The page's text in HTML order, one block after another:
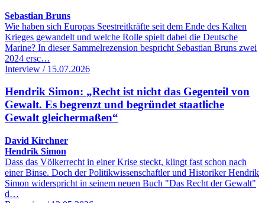
Sebastian Bruns
Wie haben sich Europas Seestreitkräfte seit dem Ende des Kalten
Krieges gewandelt und welche Rolle spielt dabei die Deutsche
Marine? In dieser Sammelrezension bespricht Sebastian Bruns zwei
2024 ersc…
Interview / 15.07.2026
Hendrik Simon: „Recht ist nicht das Gegenteil von
Gewalt. Es begrenzt und begründet staatliche
Gewalt gleichermaßen“
David Kirchner
Hendrik Simon
Dass das Völkerrecht in einer Krise steckt, klingt fast schon nach
einer Binse. Doch der Politikwissenschaftler und Historiker Hendrik
Simon widerspricht in seinem neuen Buch "Das Recht der Gewalt"
d…